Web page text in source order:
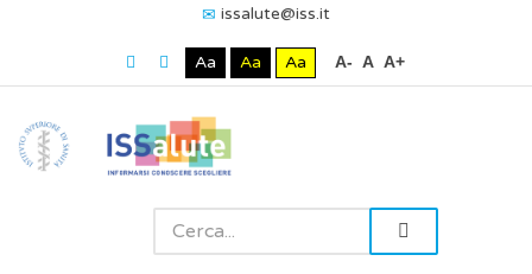
issalute@iss.it
Aa Aa Aa A- A A+